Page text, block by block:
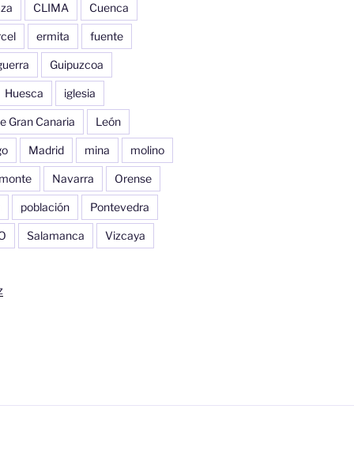
CLIMA Cuenca
ermita fuente
Guipuzcoa
Huesca iglesia
Gran Canaria León
Madrid mina molino
monte Navarra Orense
población Pontevedra
Salamanca Vizcaya